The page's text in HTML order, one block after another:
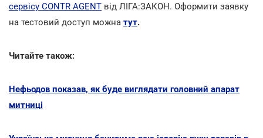
сервісу CONTR AGENT від ЛІГА:ЗАКОН. Оформити заявку
на тестовий доступ можна тут.
Читайте також:
Нефьодов показав, як буде виглядати головний апарат
митниці